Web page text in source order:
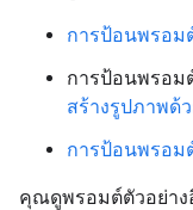
การป้อนพรอม
การป้อนพรอม
สร้างรูปภาพด้
การป้อนพรอม
คุณดูพรอมต์ตัวอย่าง